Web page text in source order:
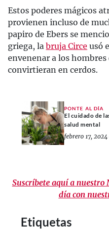
Estos poderes mágicos
provienen incluso de
papiro de Ebers se
griega, la bruja Circe usó
envenenar a los hombres
convirtieran en cerdos.
PONTE AL DÍA
El cuidado de
salud mental
febrero 17, 2024
Suscríbete aquí a nuestro
día con
Etiquetas